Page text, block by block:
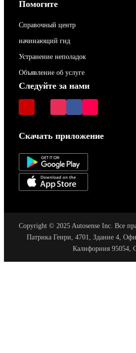
Помогите
Справочный центр
начинающий гид
Устранение неполадок
Объявление об услуге
Следуйте за нами
Скачать приложение
Copyright © 2025 Autosense Inc. Все
Патрика Генри, 4701, Здание 4,
Калифорния